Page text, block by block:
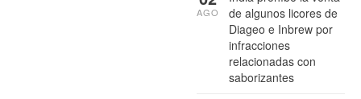
de algunos licores de
Diageo e Inbrew por
infracciones
relacionadas con
saborizantes
AGO